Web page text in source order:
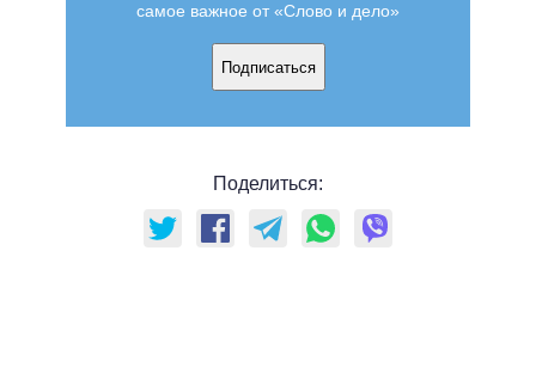
самое важное от «Слово и дело»
Подписаться
Поделиться: